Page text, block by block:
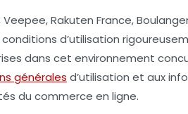
Rakuten France,
d’utilisation
dans cet environnement
générales d’utilisation et aux
du commerce en ligne.